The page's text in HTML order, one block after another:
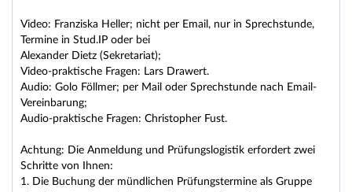
Video: Franziska Heller; nicht per Email, nur in Sprechstunde,
Termine in Stud.IP oder bei
Alexander Dietz (Sekretariat);
Video-praktische Fragen: Lars Drawert.
Audio: Golo Föllmer; per Mail oder Sprechstunde nach Email-
Vereinbarung;
Audio-praktische Fragen: Christopher Fust.
Achtung: Die Anmeldung und Prüfungslogistik erfordert zwei
Schritte von Ihnen:
1. Die Buchung der mündlichen Prüfungstermine als Gruppe